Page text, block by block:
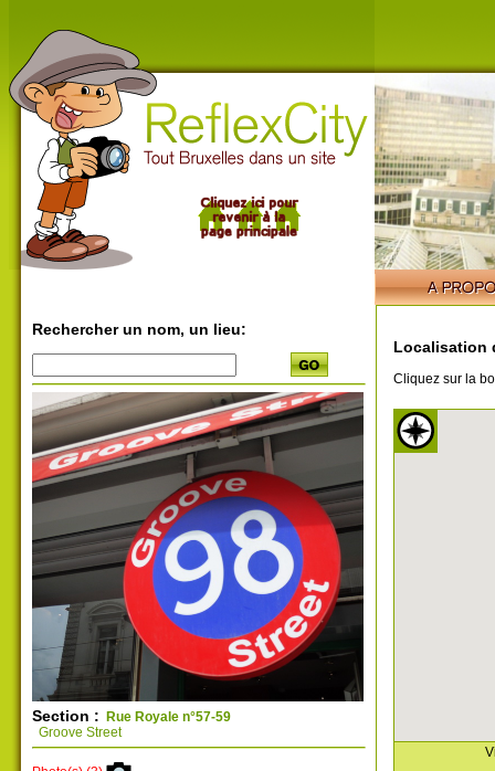
Rechercher un nom, un lieu:
Section : Rue Royale n°57-59
Groove Street
Localisation
Cliquez sur la